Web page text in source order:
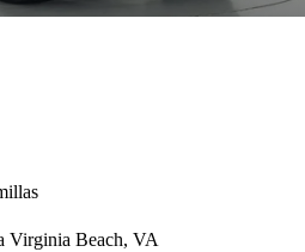
Virginia Beach, VA